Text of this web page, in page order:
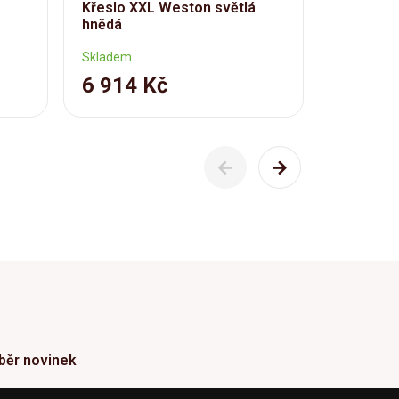
Křeslo XXL Weston světlá
hnědá
Skladem
6 914 Kč
novinek